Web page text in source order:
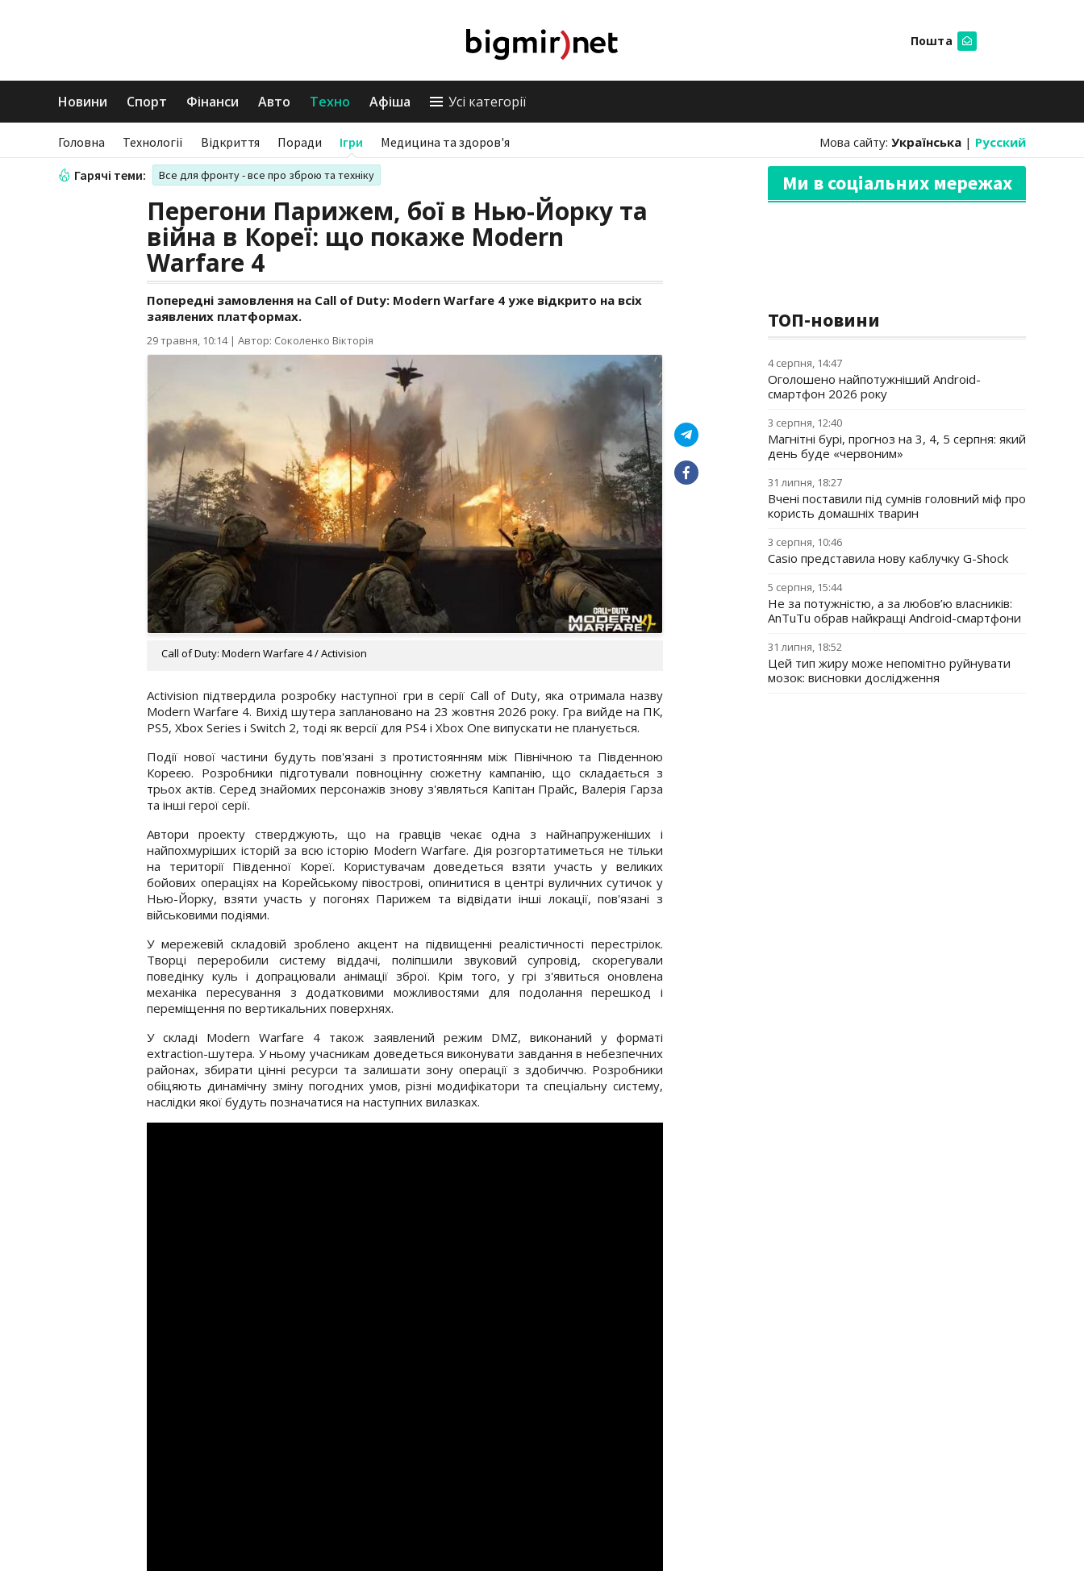
Пошта
Новини Спорт Фінанси Авто Техно Афіша Усі категорії
Головна Технології Відкриття Поради Ігри Медицина та здоров'я Мова сайту: Українська | Русский
Гарячі теми: Все для фронту - все про зброю та техніку
Перегони Парижем, бої в Нью-Йорку та
війна в Кореї: що покаже Modern
Warfare 4
Попередні замовлення на Call of Duty: Modern Warfare 4 уже відкрито на всіх
заявлених платформах.
29 травня, 10:14| Автор: Соколенко Вікторія
Call of Duty: Modern Warfare 4 / Activision
Activision підтвердила розробку наступної гри в серії Call of Duty, яка отримала назву
Modern Warfare 4. Вихід шутера заплановано на 23 жовтня 2026 року. Гра вийде на ПК,
PS5, Xbox Series і Switch 2, тоді як версії для PS4 і Xbox One випускати не планується.
Події нової частини будуть пов'язані з протистоянням між Північною та Південною
Кореєю. Розробники підготували повноцінну сюжетну кампанію, що складається з
трьох актів. Серед знайомих персонажів знову з'являться Капітан Прайс, Валерія Гарза
та інші герої серії.
Автори проекту стверджують, що на гравців чекає одна з найнапруженіших і
найпохмуріших історій за всю історію Modern Warfare. Дія розгортатиметься не тільки
на території Південної Кореї. Користувачам доведеться взяти участь у великих
бойових операціях на Корейському півострові, опинитися в центрі вуличних сутичок у
Нью-Йорку, взяти участь у погонях Парижем та відвідати інші локації, пов'язані з
військовими подіями.
У мережевій складовій зроблено акцент на підвищенні реалістичності перестрілок.
Творці переробили систему віддачі, поліпшили звуковий супровід, скорегували
поведінку куль і допрацювали анімації зброї. Крім того, у грі з'явиться оновлена
механіка пересування з додатковими можливостями для подолання перешкод і
переміщення по вертикальних поверхнях.
У складі Modern Warfare 4 також заявлений режим DMZ, виконаний у форматі
extraction-шутера. У ньому учасникам доведеться виконувати завдання в небезпечних
районах, збирати цінні ресурси та залишати зону операції з здобиччю. Розробники
обіцяють динамічну зміну погодних умов, різні модифікатори та спеціальну систему,
наслідки якої будуть позначатися на наступних вилазках.
Ми в соціальних мережах
ТОП-новини
4 серпня, 14:47
Оголошено найпотужніший Android-
смартфон 2026 року
3 серпня, 12:40
Магнітні бурі, прогноз на 3, 4, 5 серпня: який
день буде «червоним»
31 липня, 18:27
Вчені поставили під сумнів головний міф про
користь домашніх тварин
3 серпня, 10:46
Casio представила нову каблучку G-Shock
5 серпня, 15:44
Не за потужністю, а за любов’ю власників:
AnTuTu обрав найкращі Android-смартфони
31 липня, 18:52
Цей тип жиру може непомітно руйнувати
мозок: висновки дослідження